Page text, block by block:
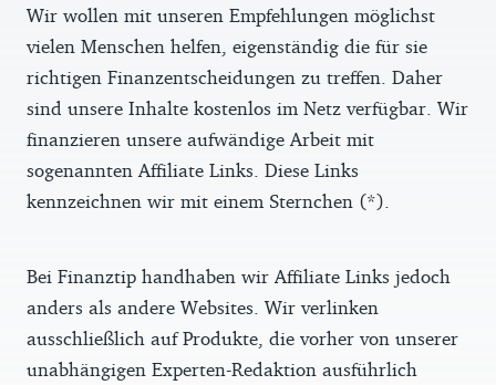
Wir wollen mit unseren Empfehlungen möglichst
vielen Menschen helfen, eigenständig die für sie
richtigen Finanzentscheidungen zu treffen. Daher
sind unsere Inhalte kostenlos im Netz verfügbar. Wir
finanzieren unsere aufwändige Arbeit mit
sogenannten Affiliate Links. Diese Links
kennzeichnen wir mit einem Sternchen (*).
Bei Finanztip handhaben wir Affiliate Links jedoch
anders als andere Websites. Wir verlinken
ausschließlich auf Produkte, die vorher von unserer
unabhängigen Experten-Redaktion ausführlich